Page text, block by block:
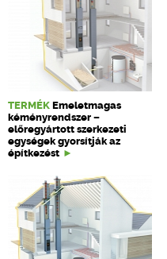
TERMÉK Emeletmagas
kéményrendszer –
előregyártott szerkezeti
egységek gyorsítják az
építkezést